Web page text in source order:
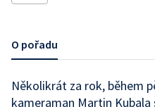
O pořadu
Několikrát za rok, během
kameraman Martin